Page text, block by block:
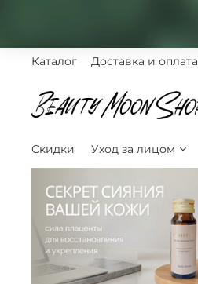
Каталог Доставка и оплата
Скидки Уход за лицом